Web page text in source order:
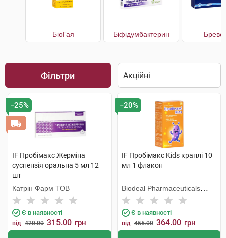
БіоГая Біфідумбактерин
Фільтри
−25%
IF Пробімакс Жерміна
суспензія оральна 5 мл 12
шт
Катрін Фарм ТОВ
Є в наявності
від 420.00 315.00 грн
−20%
IF Пробімакс Kids краплі 10
мл 1 флакон
Biodeal Pharmaceuticals
Private Limited
Є в наявності
від 455.00 364.00 грн